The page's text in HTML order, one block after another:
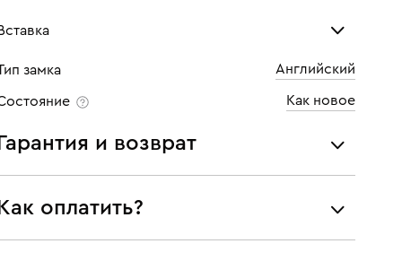
Бриллиант
Количество 8 шт
Каратность 0,024
замка Английский
Как новое
Гарантия и возврат
предоставляем следующие гарантии:
брендовых украшений;
Как оплатить?
самовывозе из магазина: